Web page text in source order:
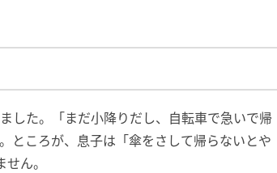
した。「まだ小降りだし、自転車で急いで帰
ところが、息子は「傘をさして帰らないとや
ん。